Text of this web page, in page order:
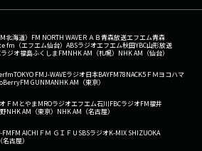
北海道） FM NORTH WAVEＲＡＢ青森放送エフエム青森
fm（エフエム仙台） ABSラジオエフエム秋田YBC山形放送
ラジオ福島ふくしまFMNHK AM（札幌） NHK AM（仙台）
TOKYO FMJ-WAVEラジオ日本BAYFM78NACK5 ＦＭヨコハマ
FM GUNMANHK AM（東京）
ＦＭとやまMROラジオエフエム石川FBCラジオFM福井
NHK AM（東京） NHK AM（名古屋）
FMFM AICHI ＦＭ ＧＩＦＵ SBSラジオK-MIX SHIZUOKA
古屋）